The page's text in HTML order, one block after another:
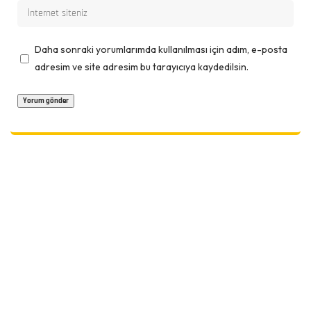
Daha sonraki yorumlarımda kullanılması için adım, e-posta
adresim ve site adresim bu tarayıcıya kaydedilsin.